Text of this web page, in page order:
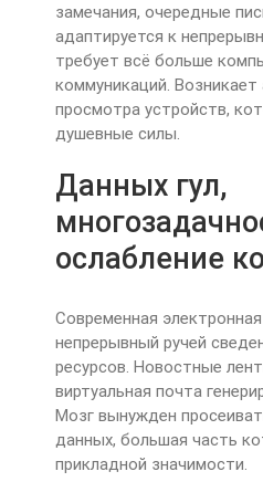
замечания, очередные
адаптируется к
требует всё больше
коммуникаций.
просмотра устройств,
душевные силы.
Данных гул,
ослабление
Современная
непрерывный ручей
ресурсов. Новостные
виртуальная почта
Мозг вынужден
данных, большая часть
прикладной значимости.